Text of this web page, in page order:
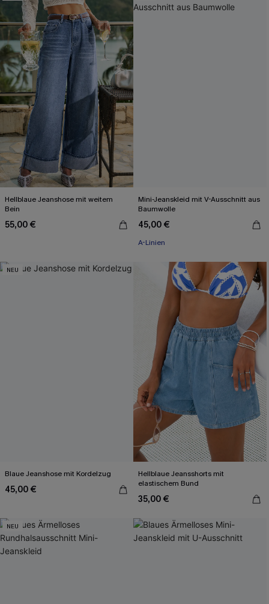
Hellblaue Jeanshose mit weitem
Bein
55,00 €
Mini-Jeanskleid mit V-Ausschnitt aus
Baumwolle
45,00 €
A-Linien
NEU
Blaue Jeanshose mit Kordelzug
45,00 €
Hellblaue Jeansshorts mit
elastischem Bund
35,00 €
NEU